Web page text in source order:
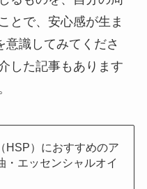
とで、安心感が生ま
意識してみてくださ
した記事もあります
HSP）におすすめのア
・エッセンシャルオイ